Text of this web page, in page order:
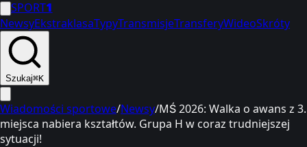
SPORT1
NewsyEkstraklasaTypyTransmisjeTransferyWideoSkróty
Szukaj⌘K
Wiadomości sportowe/Newsy/MŚ 2026: Walka o awans z 3.
miejsca nabiera kształtów. Grupa H w coraz trudniejszej
sytuacji!